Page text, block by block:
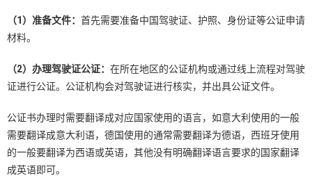
（1 ）准备文件： 首先需要准备中国驾驶证、护照、身份证等公证申请
材料。
（2）办理驾驶证公证： 在所在地区的公证机构或通过线上流程对驾驶
证进行公证。公证机构会对驾驶证进行核实，并出具公证文件。
公证书办理时需要翻译成对应国家使用的语言，如意大利使用的一般
需要翻译成意大利语，德国使用的通常需要翻译为德语，西班牙使用
的一般要翻译为西语或英语，其他没有明确翻译语言要求的国家翻译
成英语即可。